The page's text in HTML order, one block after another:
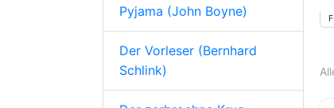
Pyjama (John Boyne)
Der Vorleser (Bernhard
Schlink)